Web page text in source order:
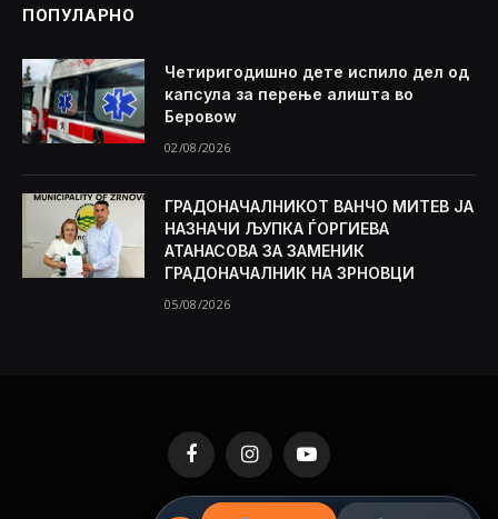
ПОПУЛАРНО
Четиригодишно дете испило дел од
капсула за перење алишта во
Беровоw
02/08/2026
ГРАДОНАЧАЛНИКОТ ВАНЧО МИТЕВ ЈА
НАЗНАЧИ ЉУПКА ЃОРГИЕВА
АТАНАСОВА ЗА ЗАМЕНИК
ГРАДОНАЧАЛНИК НА ЗРНОВЦИ
05/08/2026
FacebookInstagramYouTube